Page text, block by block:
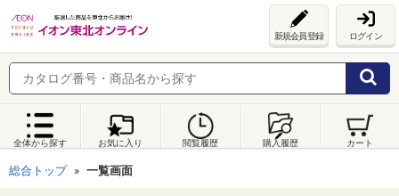
新規会員登録 ログイン
全体から探す お気に入り 閲覧履歴 購入履歴 カート
総合トップ 一覧画面